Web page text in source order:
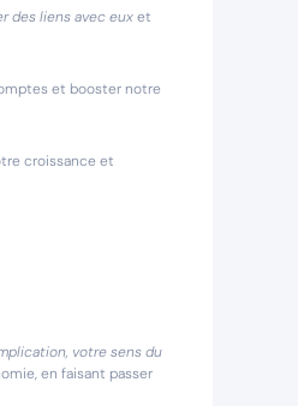
des liens avec euxet
et booster notre
croissance et
votre sens du
en faisant passer